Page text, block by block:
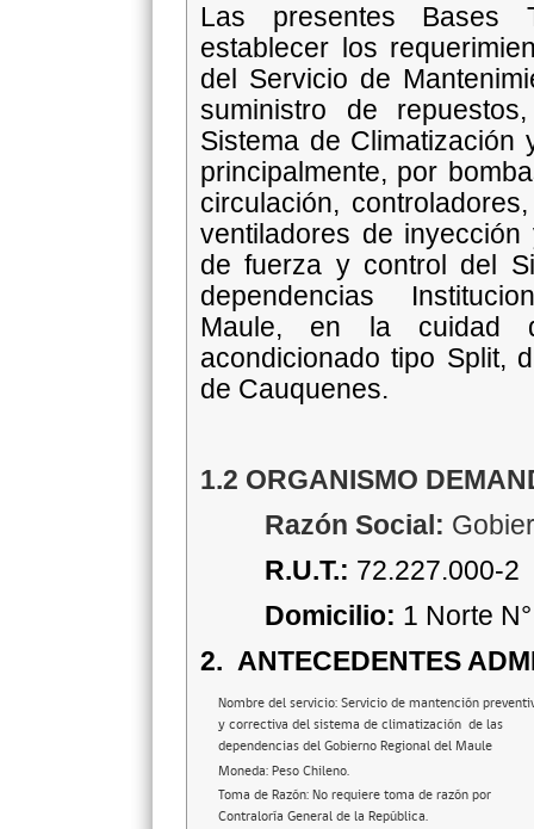
Las presentes Bases
establecer los
del Servicio de
suministro de
Sistema de Climatización
principalmente, por
circulación,
ventiladores de
de fuerza y control del
dependencias
Maule, en la cuidad
acondicionado tipo Split,
de Cauquenes.
1.2 ORGANISMO
Razón Social:
R.U.T.: 72.227.000-2
Domicilio: 1 Norte
2. ANTECEDENTES
Nombre del servicio: Servicio de mantención
y correctiva del sistema de climatización de las
dependencias del Gobierno Regional del Maule
Moneda: Peso Chileno.
Toma de Razón: No requiere toma de razón por
Contraloría General de la República.